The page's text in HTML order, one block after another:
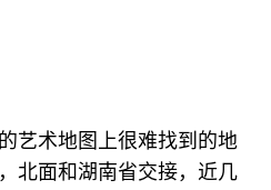
艺术地图上很难找到的地
北面和湖南省交接，近几